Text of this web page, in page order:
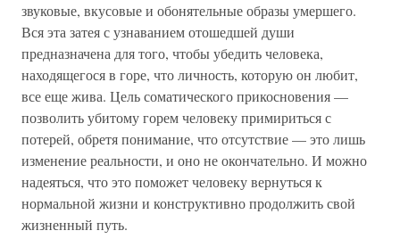
звуковые, вкусовые и обонятельные образы умершего.
Вся эта затея с узнаванием отошедшей души
предназначена для того, чтобы убедить человека,
находящегося в горе, что личность, которую он любит,
все еще жива. Цель соматического прикосновения —
позволить убитому горем человеку примириться с
потерей, обретя понимание, что отсутствие — это лишь
изменение реальности, и оно не окончательно. И можно
надеяться, что это поможет человеку вернуться к
нормальной жизни и конструктивно продолжить свой
жизненный путь.